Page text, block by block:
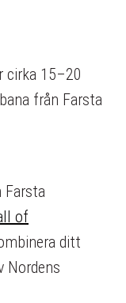
cirka 15–20
från Farsta
Farsta
of
ditt
Nordens